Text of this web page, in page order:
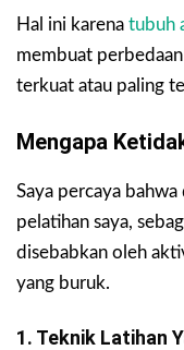
Hal ini karena tubuh
membuat
terkuat atau paling
Mengapa
Saya percaya
pelatihan saya,
disebabkan oleh
yang buruk.
1. Teknik Latihan